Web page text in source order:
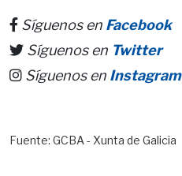
Síguenos en Facebook
Síguenos en Twitter
Síguenos en Instagram
Fuente: GCBA - Xunta de Galicia